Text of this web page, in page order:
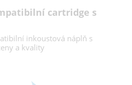
cartridge s
inkoustová náplň s
a kvality